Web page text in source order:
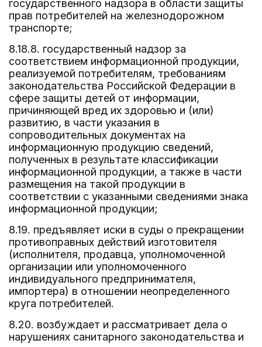
государственного надзора в области защиты
прав потребителей на железнодорожном
транспорте;
8.18.8. государственный надзор за
соответствием информационной продукции,
реализуемой потребителям, требованиям
законодательства Российской Федерации в
сфере защиты детей от информации,
причиняющей вред их здоровью и (или)
развитию, в части указания в
сопроводительных документах на
информационную продукцию сведений,
полученных в результате классификации
информационной продукции, а также в части
размещения на такой продукции в
соответствии с указанными сведениями знака
информационной продукции;
8.19. предъявляет иски в суды о прекращении
противоправных действий изготовителя
(исполнителя, продавца, уполномоченной
организации или уполномоченного
индивидуального предпринимателя,
импортера) в отношении неопределенного
круга потребителей.
8.20. возбуждает и рассматривает дела о
нарушениях санитарного законодательства и